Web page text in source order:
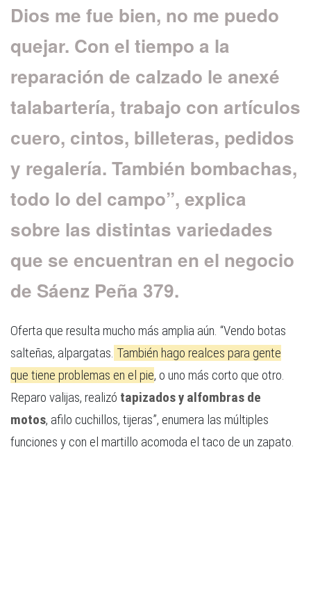
Dios me fue bien, no me puedo
quejar. Con el tiempo a la
reparación de calzado le anexé
talabartería, trabajo con artículos
cuero, cintos, billeteras, pedidos
y regalería. También bombachas,
todo lo del campo”, explica
sobre las distintas variedades
que se encuentran en el negocio
de Sáenz Peña 379.
Oferta que resulta mucho más amplia aún. “Vendo botas
salteñas, alpargatas. También hago realces para gente
que tiene problemas en el pie, o uno más corto que otro.
Reparo valijas, realizó tapizados y alfombras de
motos, afilo cuchillos, tijeras”, enumera las múltiples
funciones y con el martillo acomoda el taco de un zapato.